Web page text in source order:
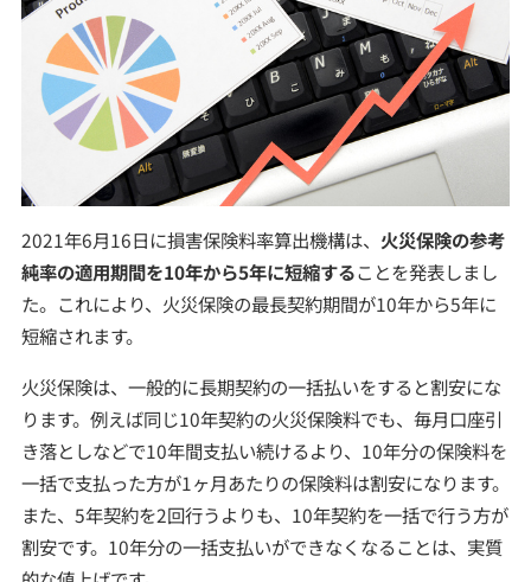
2021年6月16日に損害保険料率算出機構は、 火災保険の参考
純率の適用期間を10年から5年に短縮することを発表しまし
た。これにより、火災保険の最長契約期間が10年から5年に
短縮されます。
火災保険は、一般的に長期契約の一括払いをすると割安にな
ります。例えば同じ10年契約の火災保険料でも、毎月口座引
き落としなどで10年間支払い続けるより、10年分の保険料を
一括で支払った方が1ヶ月あたりの保険料は割安になります。
また、5年契約を2回行うよりも、10年契約を一括で行う方が
割安です。10年分の一括支払いができなくなることは、実質